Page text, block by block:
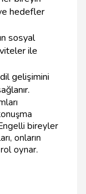
hedefler
sosyal
ile
gelişimini
bireyler
onların
oynar.